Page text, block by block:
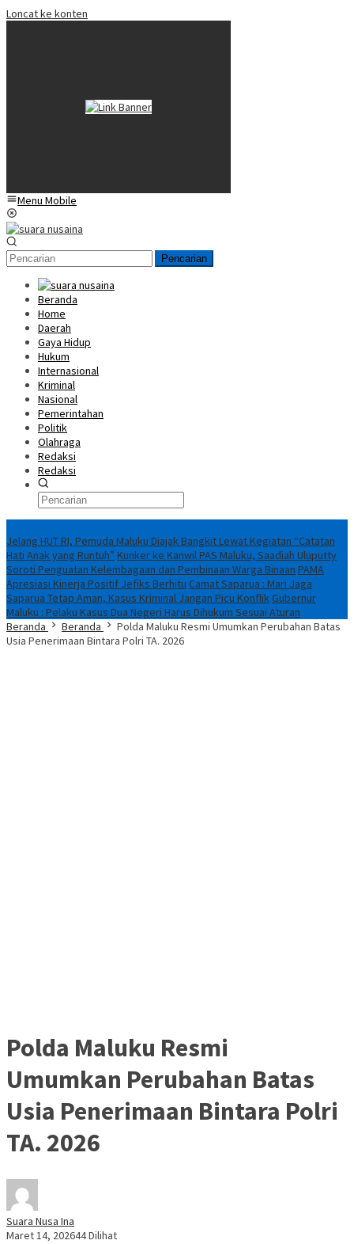
Loncat ke konten
Menu Mobile
Pencarian
Beranda
Home
Daerah
Gaya Hidup
Hukum
Internasional
Kriminal
Nasional
Pemerintahan
Politik
Olahraga
Redaksi
Redaksi
Jelang HUT RI, Pemuda Maluku Diajak Bangkit Lewat Kegiatan “Catatan
Hati Anak yang Runtuh” Kunker ke Kanwil PAS Maluku, Saadiah Uluputty
Soroti Penguatan Kelembagaan dan Pembinaan Warga Binaan PAMA
Apresiasi Kinerja Positif Jefiks Berhitu Camat Saparua : Mari Jaga
Saparua Tetap Aman, Kasus Kriminal Jangan Picu KonflikGubernur
Maluku : Pelaku Kasus Dua Negeri Harus Dihukum Sesuai Aturan
Beranda
Beranda
Polda Maluku Resmi Umumkan Perubahan Batas
Usia Penerimaan Bintara Polri TA. 2026
Polda Maluku Resmi
Umumkan Perubahan Batas
Usia Penerimaan Bintara Polri
TA. 2026
Suara Nusa Ina
Maret 14, 202644 Dilihat